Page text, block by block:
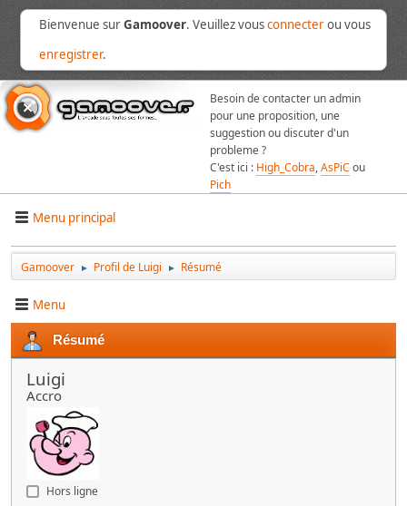
Bienvenue surGamoover. Veuillez vousconnecterou vous
enregistrer.
Besoin de contacter un admin
pour une proposition, une
suggestion ou discuter d'un
probleme ?
C'est ici : High_Cobra,AsPiC ou
Pich
Menu principal
Gamoover ► Profil de Luigi ► Résumé
Menu
Résumé
Luigi
Accro
Hors ligne